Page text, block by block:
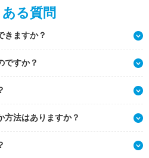
る質問
きますか？
ですか？
方法はありますか？